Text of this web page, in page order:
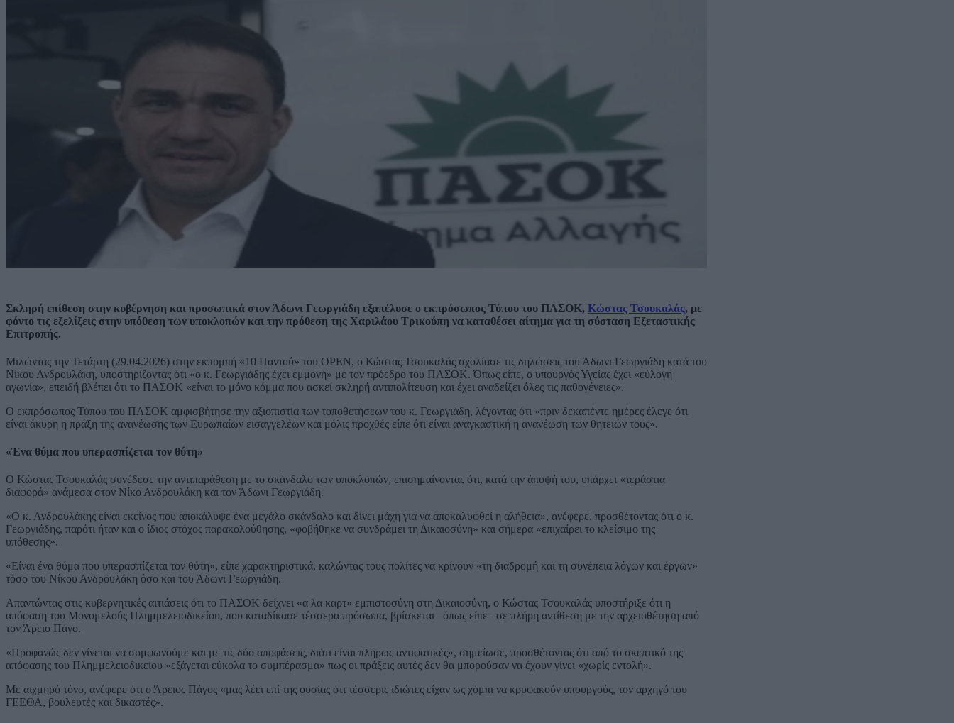
Σκληρή επίθεση στην κυβέρνηση και προσωπικά στον Άδωνι Γεωργιάδη εξαπέλυσε ο εκπρόσωπος Τύπου του ΠΑΣΟΚ, Κώστας Τσουκαλάς, με
φόντο τις εξελίξεις στην υπόθεση των υποκλοπών και την πρόθεση της Χαριλάου Τρικούπη να καταθέσει αίτημα για τη σύσταση Εξεταστικής
Επιτροπής.
Μιλώντας την Τετάρτη (29.04.2026) στην εκπομπή «10 Παντού» του OPEN, ο Κώστας Τσουκαλάς σχολίασε τις δηλώσεις του Άδωνι Γεωργιάδη κατά του
Νίκου Ανδρουλάκη, υποστηρίζοντας ότι «ο κ. Γεωργιάδης έχει εμμονή» με τον πρόεδρο του ΠΑΣΟΚ. Όπως είπε, ο υπουργός Υγείας έχει «εύλογη
αγωνία», επειδή βλέπει ότι το ΠΑΣΟΚ «είναι το μόνο κόμμα που ασκεί σκληρή αντιπολίτευση και έχει αναδείξει όλες τις παθογένειες».
Ο εκπρόσωπος Τύπου του ΠΑΣΟΚ αμφισβήτησε την αξιοπιστία των τοποθετήσεων του κ. Γεωργιάδη, λέγοντας ότι «πριν δεκαπέντε ημέρες έλεγε ότι
είναι άκυρη η πράξη της ανανέωσης των Ευρωπαίων εισαγγελέων και μόλις προχθές είπε ότι είναι αναγκαστική η ανανέωση των θητειών τους».
«Ένα θύμα που υπερασπίζεται τον θύτη»
Ο Κώστας Τσουκαλάς συνέδεσε την αντιπαράθεση με το σκάνδαλο των υποκλοπών, επισημαίνοντας ότι, κατά την άποψή του, υπάρχει «τεράστια
διαφορά» ανάμεσα στον Νίκο Ανδρουλάκη και τον Άδωνι Γεωργιάδη.
«Ο κ. Ανδρουλάκης είναι εκείνος που αποκάλυψε ένα μεγάλο σκάνδαλο και δίνει μάχη για να αποκαλυφθεί η αλήθεια», ανέφερε, προσθέτοντας ότι ο κ.
Γεωργιάδης, παρότι ήταν και ο ίδιος στόχος παρακολούθησης, «φοβήθηκε να συνδράμει τη Δικαιοσύνη» και σήμερα «επιχαίρει το κλείσιμο της
υπόθεσης».
«Είναι ένα θύμα που υπερασπίζεται τον θύτη», είπε χαρακτηριστικά, καλώντας τους πολίτες να κρίνουν «τη διαδρομή και τη συνέπεια λόγων και έργων»
τόσο του Νίκου Ανδρουλάκη όσο και του Άδωνι Γεωργιάδη.
Απαντώντας στις κυβερνητικές αιτιάσεις ότι το ΠΑΣΟΚ δείχνει «α λα καρτ» εμπιστοσύνη στη Δικαιοσύνη, ο Κώστας Τσουκαλάς υποστήριξε ότι η
απόφαση του Μονομελούς Πλημμελειοδικείου, που καταδίκασε τέσσερα πρόσωπα, βρίσκεται –όπως είπε– σε πλήρη αντίθεση με την αρχειοθέτηση από
τον Άρειο Πάγο.
«Προφανώς δεν γίνεται να συμφωνούμε και με τις δύο αποφάσεις, διότι είναι πλήρως αντιφατικές», σημείωσε, προσθέτοντας ότι από το σκεπτικό της
απόφασης του Πλημμελειοδικείου «εξάγεται εύκολα το συμπέρασμα» πως οι πράξεις αυτές δεν θα μπορούσαν να έχουν γίνει «χωρίς εντολή».
Με αιχμηρό τόνο, ανέφερε ότι ο Άρειος Πάγος «μας λέει επί της ουσίας ότι τέσσερις ιδιώτες είχαν ως χόμπι να κρυφακούν υπουργούς, τον αρχηγό του
ΓΕΕΘΑ, βουλευτές και δικαστές».